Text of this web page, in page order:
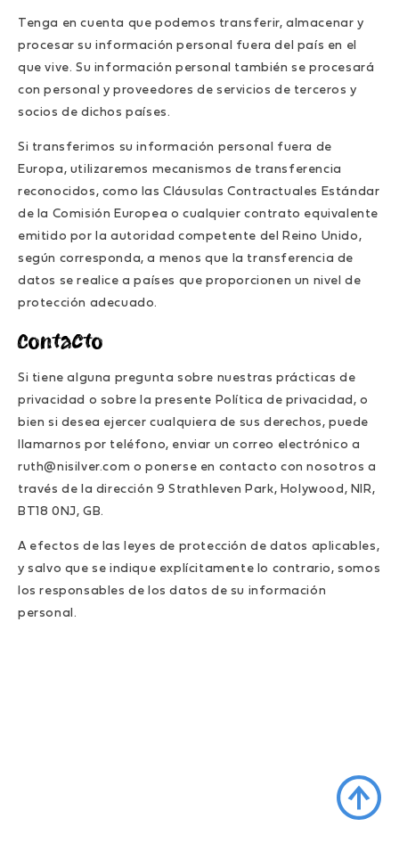
Tenga en cuenta que podemos transferir, almacenar y
procesar su información personal fuera del país en el
que vive. Su información personal también se procesará
con personal y proveedores de servicios de terceros y
socios de dichos países.
Si transferimos su información personal fuera de
Europa, utilizaremos mecanismos de transferencia
reconocidos, como las Cláusulas Contractuales Estándar
de la Comisión Europea o cualquier contrato equivalente
emitido por la autoridad competente del Reino Unido,
según corresponda, a menos que la transferencia de
datos se realice a países que proporcionen un nivel de
protección adecuado.
Contacto
Si tiene alguna pregunta sobre nuestras prácticas de
privacidad o sobre la presente Política de privacidad, o
bien si desea ejercer cualquiera de sus derechos, puede
llamarnos por teléfono, enviar un correo electrónico a
ruth@nisilver.com o ponerse en contacto con nosotros a
través de la dirección 9 Strathleven Park, Holywood, NIR,
BT18 0NJ, GB.
A efectos de las leyes de protección de datos aplicables,
y salvo que se indique explícitamente lo contrario, somos
los responsables de los datos de su información
personal.